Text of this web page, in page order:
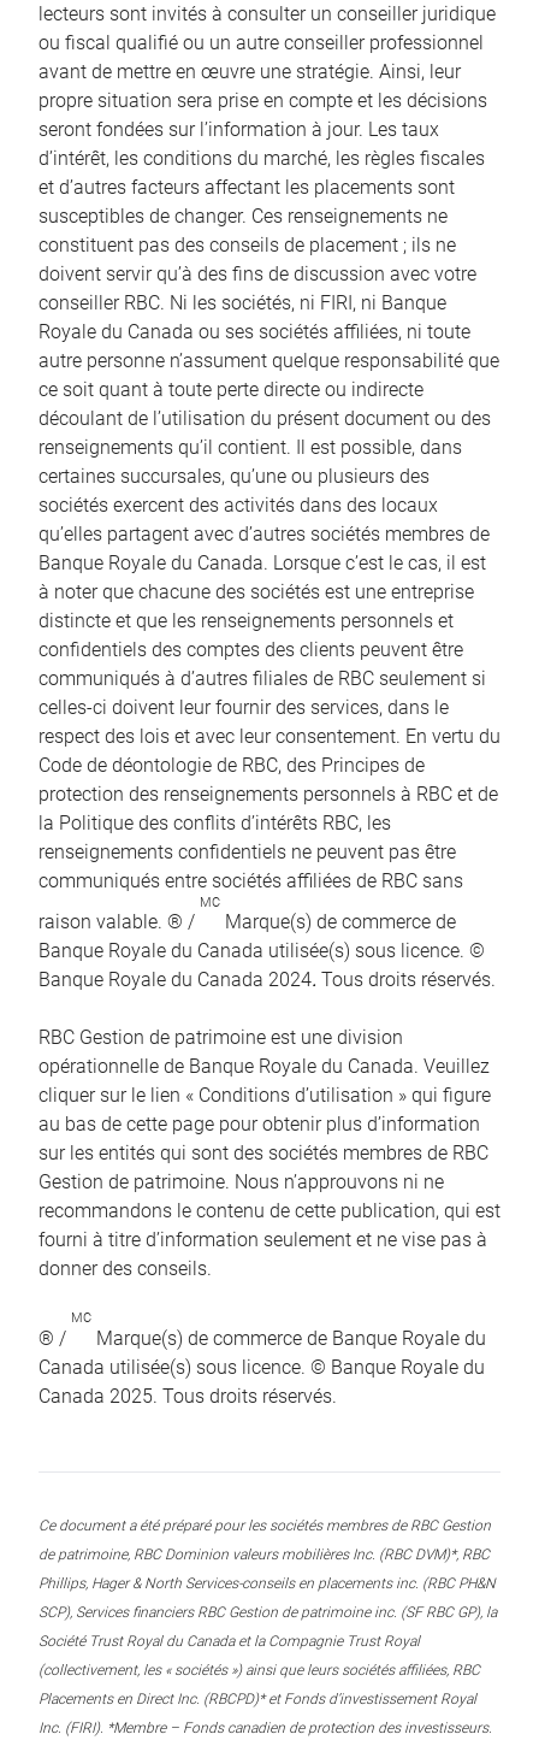
lecteurs sont invités à consulter un conseiller juridique
ou fiscal qualifié ou un autre conseiller professionnel
avant de mettre en œuvre une stratégie. Ainsi, leur
propre situation sera prise en compte et les décisions
seront fondées sur l’information à jour. Les taux
d’intérêt, les conditions du marché, les règles fiscales
et d’autres facteurs affectant les placements sont
susceptibles de changer. Ces renseignements ne
constituent pas des conseils de placement ; ils ne
doivent servir qu’à des fins de discussion avec votre
conseiller RBC. Ni les sociétés, ni FIRI, ni Banque
Royale du Canada ou ses sociétés affiliées, ni toute
autre personne n’assument quelque responsabilité que
ce soit quant à toute perte directe ou indirecte
découlant de l’utilisation du présent document ou des
renseignements qu’il contient. Il est possible, dans
certaines succursales, qu’une ou plusieurs des
sociétés exercent des activités dans des locaux
qu’elles partagent avec d’autres sociétés membres de
Banque Royale du Canada. Lorsque c’est le cas, il est
à noter que chacune des sociétés est une entreprise
distincte et que les renseignements personnels et
confidentiels des comptes des clients peuvent être
communiqués à d’autres filiales de RBC seulement si
celles-ci doivent leur fournir des services, dans le
respect des lois et avec leur consentement. En vertu du
Code de déontologie de RBC, des Principes de
protection des renseignements personnels à RBC et de
la Politique des conflits d’intérêts RBC, les
renseignements confidentiels ne peuvent pas être
communiqués entre sociétés affiliées de RBC sans
raison valable. ® /
MC
Marque(s) de commerce de
Banque Royale du Canada utilisée(s) sous licence. ©
Banque Royale du Canada 2024. Tous droits réservés.
RBC Gestion de patrimoine est une division
opérationnelle de Banque Royale du Canada. Veuillez
cliquer sur le lien « Conditions d’utilisation » qui figure
au bas de cette page pour obtenir plus d’information
sur les entités qui sont des sociétés membres de RBC
Gestion de patrimoine. Nous n’approuvons ni ne
recommandons le contenu de cette publication, qui est
fourni à titre d’information seulement et ne vise pas à
donner des conseils.
® /
MC
Marque(s) de commerce de Banque Royale du
Canada utilisée(s) sous licence. © Banque Royale du
Canada 2025. Tous droits réservés.
Ce document a été préparé pour les sociétés membres de RBC Gestion
de patrimoine, RBC Dominion valeurs mobilières Inc. (RBC DVM)*, RBC
Phillips, Hager & North Services-conseils en placements inc. (RBC PH&N
SCP), Services financiers RBC Gestion de patrimoine inc. (SF RBC GP), la
Société Trust Royal du Canada et la Compagnie Trust Royal
(collectivement, les « sociétés ») ainsi que leurs sociétés affiliées, RBC
Placements en Direct Inc. (RBCPD)* et Fonds d’investissement Royal
Inc. (FIRI). *Membre – Fonds canadien de protection des investisseurs.